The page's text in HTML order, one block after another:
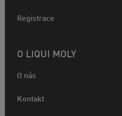
Registrace
O LIQUI MOLY
O nás
Kontakt